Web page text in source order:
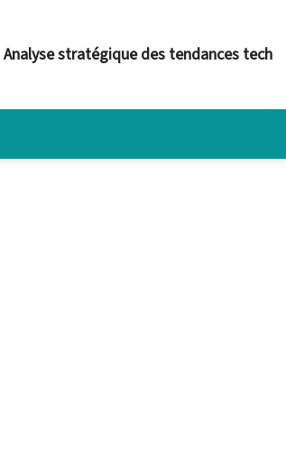
Analyse stratégique des tendances tech